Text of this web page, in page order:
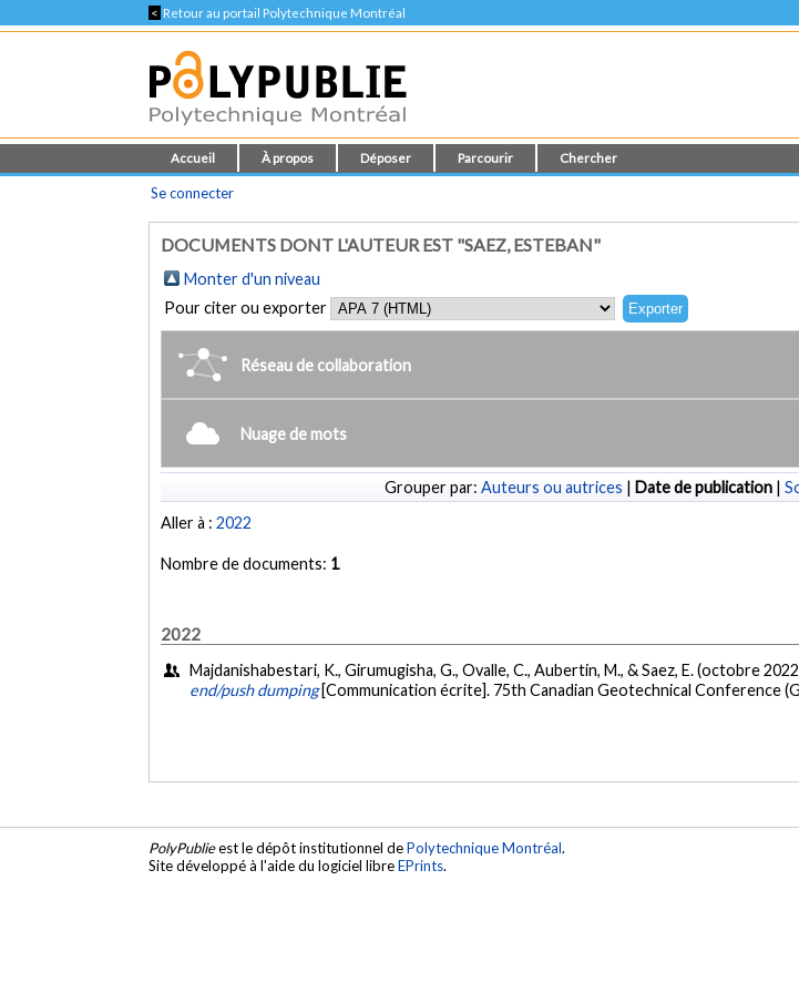
< Retour au portail Polytechnique Montréal
Accueil À propos Déposer Parcourir Chercher
Se connecter
DOCUMENTS DONT L'AUTEUR EST "SAEZ, ESTEBAN"
Monter d'un niveau
Pour citer ou exporter
Réseau de collaboration
Nuage de mots
Grouper par: Auteurs ou autrices | Date de publication |
Aller à :2022
Nombre de documents: 1
2022
Majdanishabestari, K., Girumugisha, G., Ovalle, C., Aubertin, M., & Saez, E. (octobre
end/push dumping [Communication écrite]. 75th Canadian Geotechnical Conference
PolyPublieest le dépôt institutionnel dePolytechnique Montréal.
Site développé à l'aide du logiciel libreEPrints.